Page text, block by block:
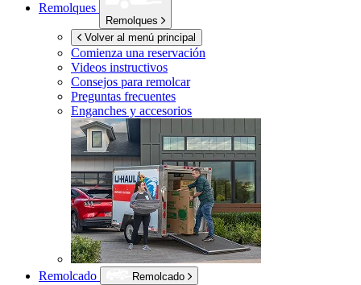
Remolques
Remolques
Volver al menú principal
Comienza una reservación
Videos instructivos
Consejos para remolcar
Preguntas frecuentes
Enganches y accesorios
Remolcado
Remolcado